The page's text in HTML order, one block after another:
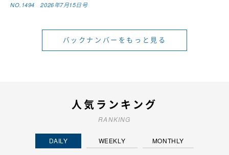
NO.1494 2026年7月15日号
バックナンバーをもっと見る
人気ランキング
RANKING
DAILY WEEKLY MONTHLY